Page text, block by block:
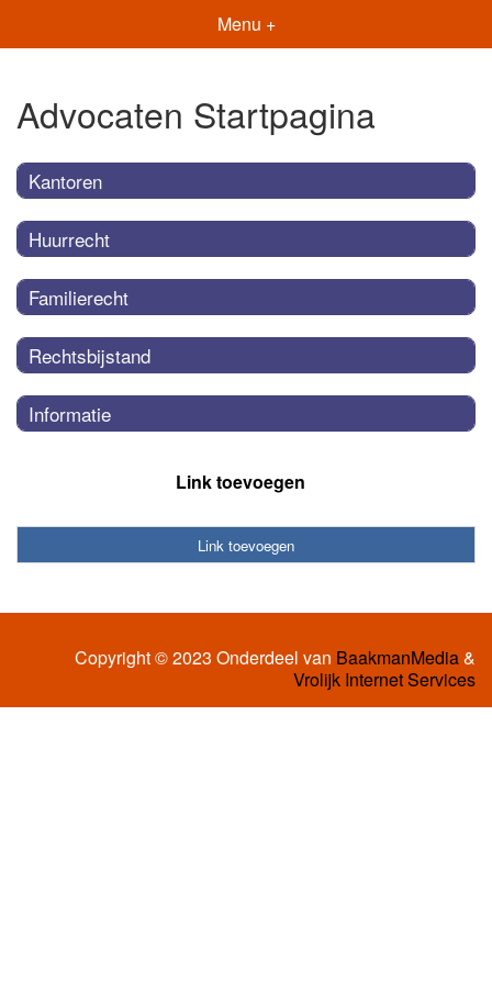
Menu +
Advocaten Startpagina
Kantoren
Huurrecht
Familierecht
Rechtsbijstand
Informatie
Link toevoegen
Link toevoegen
Copyright © 2023 Onderdeel van BaakmanMedia&
Vrolijk Internet Services